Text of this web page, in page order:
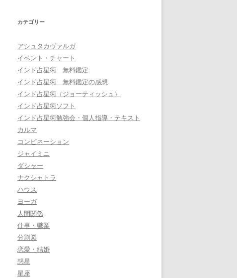
カテゴリー
アシュタカヴァルガ
イベント・チャート
インド占星術 無料鑑定
インド占星術 無料鑑定の感想
インド占星術（ジョーティッシュ）
インド占星術ソフト
インド占星術勉強会・個人指導・テキスト
カルマ
コンビネーション
ジャイミニ
ダシャー
ナクシャトラ
ハウス
ヨーガ
人間関係
仕事・職業
分割図
恋愛・結婚
惑星
星座